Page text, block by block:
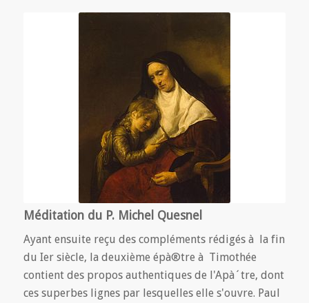
Méditation du P. Michel Quesnel
Ayant ensuite reçu des compléments rédigés à la fin
du Ier siècle, la deuxième épà®tre à Timothée
contient des propos authentiques de l'Apà´tre, dont
ces superbes lignes par lesquelles elle s'ouvre. Paul